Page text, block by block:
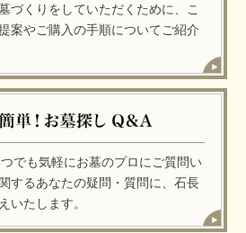
づくりをしていただくために、こ
案やご購入の手順についてご紹介
でも気軽にお墓のプロにご質問い
するあなたの疑問・質問に、石長
いたします。